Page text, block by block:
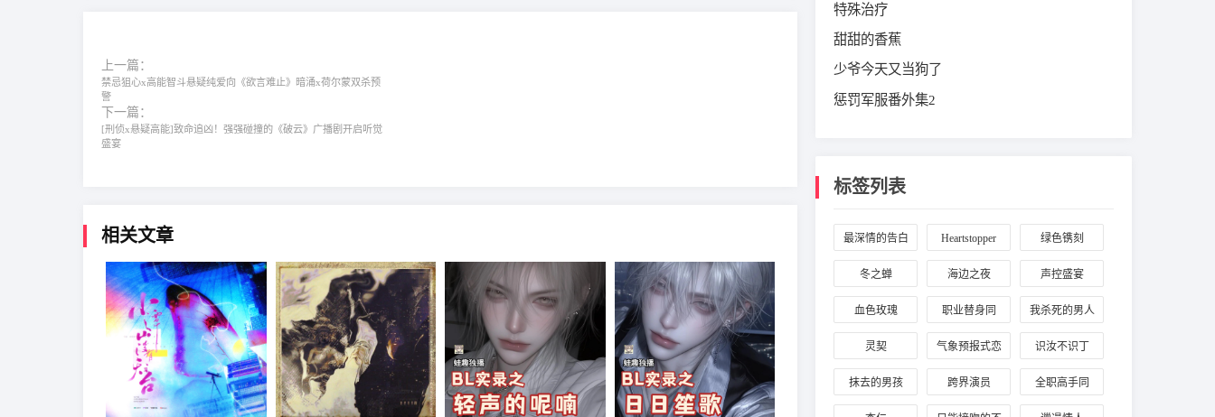
上一篇：
禁忌狙心x高能智斗悬疑纯爱向《欲言难止》暗涌x荷尔蒙双杀预
警
下一篇：
[刑侦x悬疑高能]致命追凶！强强碰撞的《破云》广播剧开启听觉
盛宴
相关文章
特殊治疗
甜甜的香蕉
少爷今天又当狗了
惩罚军服番外集2
标签列表
最深情的告白 Heartstopper 绿色镌刻
冬之蝉 海边之夜 声控盛宴
血色玫瑰 职业替身同
人：周翔与晏
我杀死的男人
回来了
灵契 气象预报式恋
爱
识汝不识丁
抹去的男孩 跨界演员 全职高手同
人：叶蓝荣耀